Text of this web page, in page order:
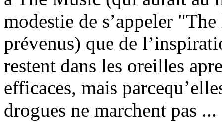
modestie de s’appeler
prévenus) que de
restent dans les oreilles
efficaces, mais
drogues ne marchent pas